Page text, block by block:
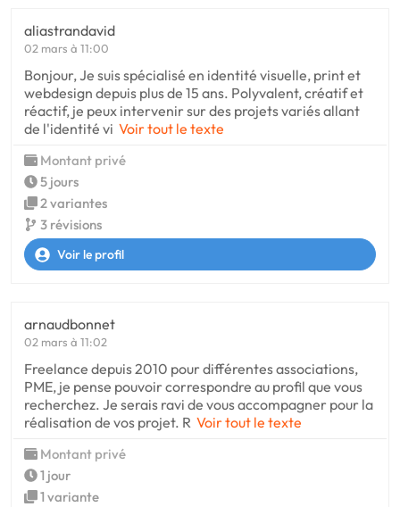
aliastrandavid
02 mars à 11:00
Bonjour, Je suis spécialisé en identité visuelle, print et
webdesign depuis plus de 15 ans. Polyvalent, créatif et
réactif, je peux intervenir sur des projets variés allant
de l'identité vi Voir tout le texte
Montant privé
5 jours
2 variantes
3 révisions
Voir le profil
arnaudbonnet
02 mars à 11:02
Freelance depuis 2010 pour différentes associations,
PME, je pense pouvoir correspondre au profil que vous
recherchez. Je serais ravi de vous accompagner pour la
réalisation de vos projet. R Voir tout le texte
Montant privé
1 jour
1 variante